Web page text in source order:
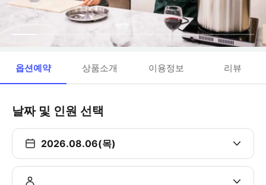
옵션예약 상품소개 이용정보 리뷰
날짜 및 인원 선택
2026.08.06(목)